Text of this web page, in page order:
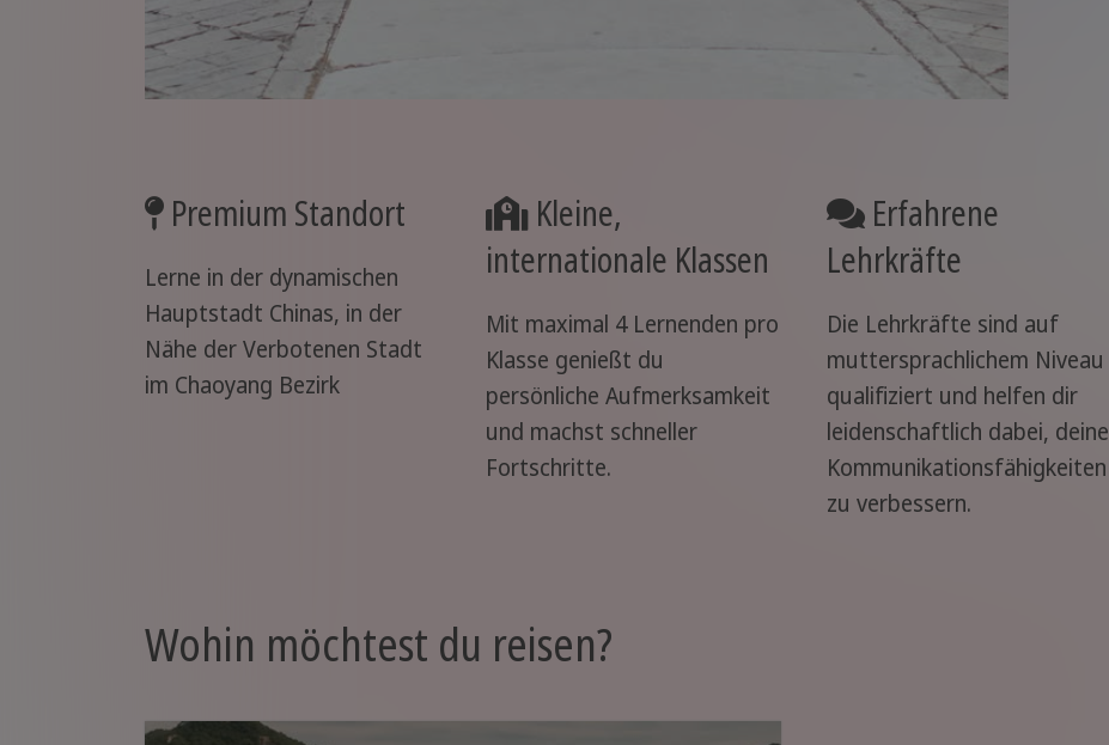
Premium Standort
Lerne in der dynamischen
Hauptstadt Chinas, in der
Nähe der Verbotenen Stadt
im Chaoyang Bezirk
Kleine,
internationale Klassen
Mit maximal 4 Lernenden pro
Klasse genießt du
persönliche Aufmerksamkeit
und machst schneller
Fortschritte.
Erfahrene
Lehrkräfte
Die Lehrkräfte sind auf
muttersprachlichem Niveau
qualifiziert und helfen dir
leidenschaftlich dabei, deine
Kommunikationsfähigkeiten
zu verbessern.
Wohin möchtest du reisen?